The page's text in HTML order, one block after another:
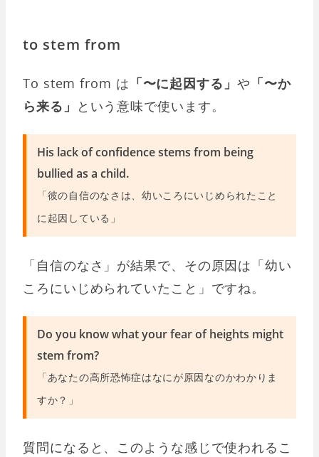
to stem from
To stem from は 「〜に起因する」 や 「〜か
ら来る」 という意味で使います。
His lack of confidence stems from being
bullied as a child.
「彼の自信のなさは、幼いころにいじめられたこと
に起因している」
「自信のなさ」が結果で、その原因は「幼い
ころにいじめられていたこと」ですね。
Do you know what your fear of heights might
stem from?
「あなたの高所恐怖症はなにが原因なのかわかりま
すか？」
質問になると、このような感じで使われるこ